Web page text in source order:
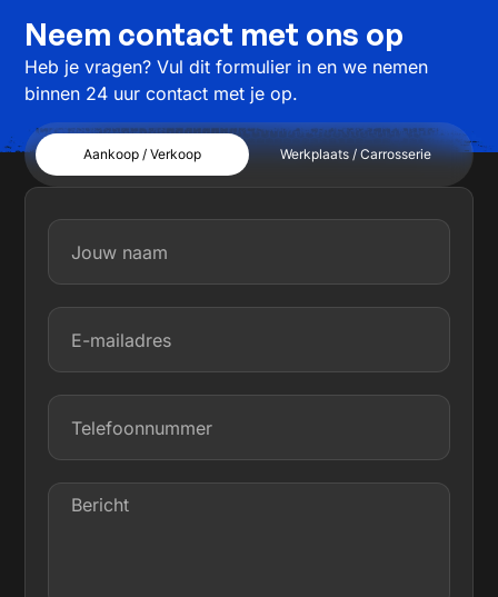
Neem contact met ons op
Heb je vragen? Vul dit formulier in en we nemen
binnen 24 uur contact met je op.
Aankoop / Verkoop Werkplaats / Carrosserie